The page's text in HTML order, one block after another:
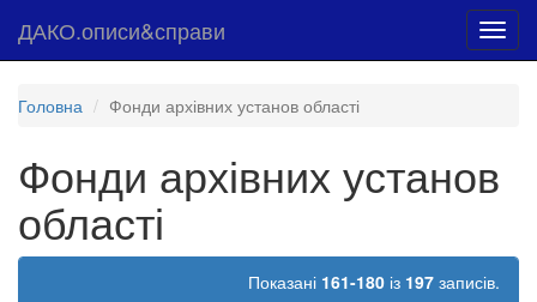
ДАКО.описи&справи
Головна Фонди архівних установ області
Фонди архівних установ
області
Показані 161-180 із 197 записів.